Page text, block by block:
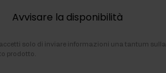
Avvisare la disponibilità
solo di inviare informazioni una tantum sulla
prodotto.